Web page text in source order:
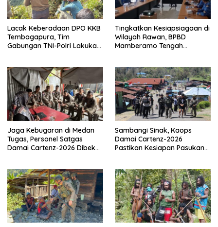
Lacak Keberadaan DPO KKB
Tembagapura, Tim
Gabungan TNI-Polri Lakukan
Tingkatkan Kesiapsiagaan di
Wilayah Rawan, BPBD
Mamberamo Tengah
Jaga Kebugaran di Medan
Tugas, Personel Satgas
Damai Cartenz-2026 Dibekali
Sambangi Sinak, Kaops
Damai Cartenz-2026
Pastikan Kesiapan Pasukan